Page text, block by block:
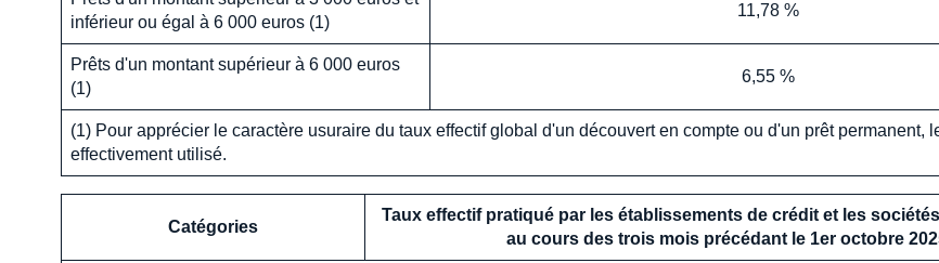
inférieur ou égal à 6 000 euros (1)
11,78 %
Prêts d'un montant supérieur à 6 000 euros
(1)
6,55 %
(1) Pour apprécier le caractère usuraire du taux effectif global d'un découvert en compte ou d'un prêt
effectivement utilisé.
Catégories
Taux effectif pratiqué par les établissements de crédit et les
au cours des trois mois précédant le 1er octobre